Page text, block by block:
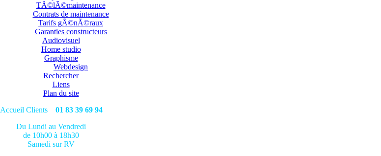
TÃ©lÃ©maintenance
Contrats de maintenance
Tarifs gÃ©nÃ©raux
Garanties constructeurs
Audiovisuel
Home studio
Graphisme
Webdesign
Rechercher
Liens
Plan du site
Accueil Clients 01 83 39 69 94
Du Lundi au Vendredi
de 10h00 à 18h30
Samedi sur RV